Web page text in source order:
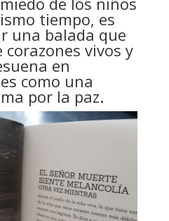
tiempo, es
una balada que
vivos y
en
como una
por la paz.